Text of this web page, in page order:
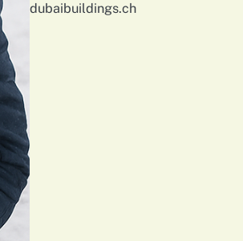
dubaibuildings.ch